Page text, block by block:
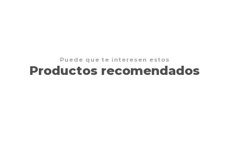
Puede que te interesen estos
Productos recomendados